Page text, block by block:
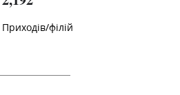
Приходів/філій